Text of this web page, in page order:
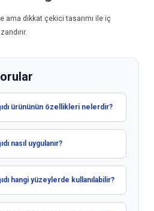
ama dikkat çekici tasarımı ile iç
ürününün özellikleri nelerdir?
nasıl uygulanır?
hangi yüzeylerde kullanılabilir?